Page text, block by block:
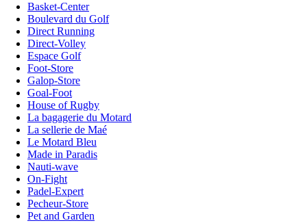
Basket-Center
Boulevard du Golf
Direct Running
Direct-Volley
Espace Golf
Foot-Store
Galop-Store
Goal-Foot
House of Rugby
La bagagerie du Motard
La sellerie de Maé
Le Motard Bleu
Made in Paradis
Nauti-wave
On-Fight
Padel-Expert
Pecheur-Store
Pet and Garden